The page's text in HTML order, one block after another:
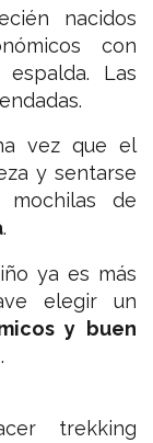
nacidos
con
Las
vez que el
y sentarse
de
.
ya es más
elegir un
y buen
trekking